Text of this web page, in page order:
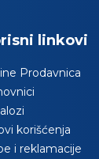
linkovi
Prodavnica
korišćenja
i reklamacije